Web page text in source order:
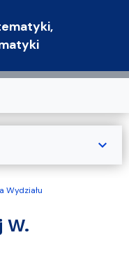
Wydziału
W.
expand_more